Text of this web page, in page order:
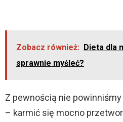
Zobacz również:
Dieta dla
sprawnie myśleć?
Z pewnością nie
– karmić się mocno